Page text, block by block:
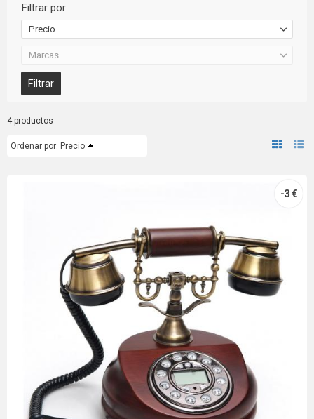
Filtrar por
Precio
Marcas
4 productos
Ordenar por: Precio
-3 €